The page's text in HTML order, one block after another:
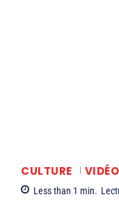
CULTURE VIDÉO
Less than 1 min.